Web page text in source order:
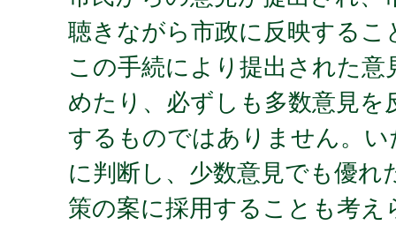
聴きながら市政に反映する
この手続により提出された
めたり、必ずしも多数意見
するものではありません。
に判断し、少数意見でも優れ
策の案に採用することも考え